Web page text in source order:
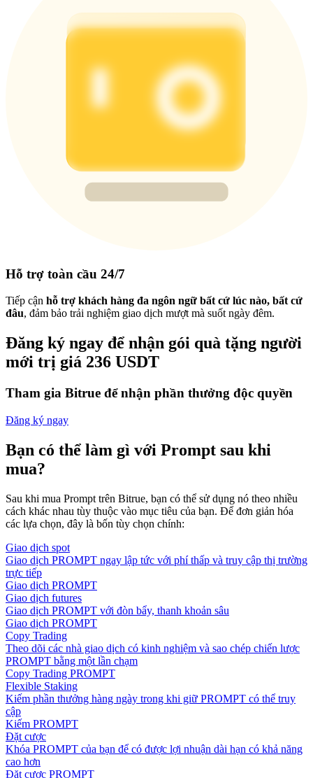
Hỗ trợ toàn cầu 24/7
Tiếp cận hỗ trợ khách hàng đa ngôn ngữ bất cứ lúc nào, bất cứ
đâu, đảm bảo trải nghiệm giao dịch mượt mà suốt ngày đêm.
Đăng ký ngay để nhận gói quà tặng người
mới trị giá 236 USDT
Tham gia Bitrue để nhận phần thưởng độc quyền
Đăng ký ngay
Bạn có thể làm gì với Prompt sau khi
mua?
Sau khi mua Prompt trên Bitrue, bạn có thể sử dụng nó theo nhiều
cách khác nhau tùy thuộc vào mục tiêu của bạn. Để đơn giản hóa
các lựa chọn, đây là bốn tùy chọn chính:
Giao dịch spot
Giao dịch PROMPT ngay lập tức với phí thấp và truy cập thị trường
trực tiếp
Giao dịch PROMPT
Giao dịch futures
Giao dịch PROMPT với đòn bẩy, thanh khoản sâu
Giao dịch PROMPT
Copy Trading
Theo dõi các nhà giao dịch có kinh nghiệm và sao chép chiến lược
PROMPT bằng một lần chạm
Copy Trading PROMPT
Flexible Staking
Kiếm phần thưởng hàng ngày trong khi giữ PROMPT có thể truy
cập
Kiếm PROMPT
Đặt cược
Khóa PROMPT của bạn để có được lợi nhuận dài hạn có khả năng
cao hơn
Đặt cược PROMPT